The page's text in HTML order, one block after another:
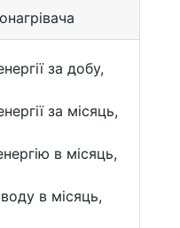
за добу,
за місяць,
в місяць,
в місяць,